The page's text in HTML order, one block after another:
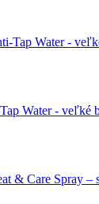
Water - veľké